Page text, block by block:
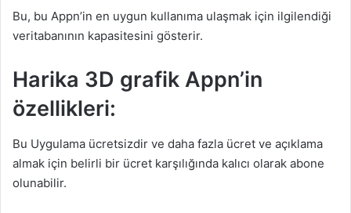
Bu, bu Appn’in en uygun kullanıma ulaşmak için ilgilendiği
veritabanının kapasitesini gösterir.
Harika 3D grafik Appn’in
özellikleri:
Bu Uygulama ücretsizdir ve daha fazla ücret ve açıklama
almak için belirli bir ücret karşılığında kalıcı olarak abone
olunabilir.